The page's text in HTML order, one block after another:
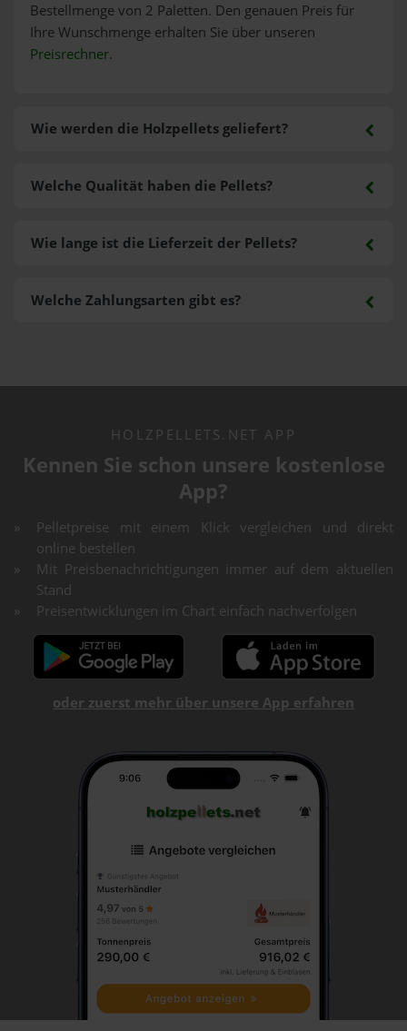
Bestellmenge von 2 Paletten. Den genauen Preis für
Ihre Wunschmenge erhalten Sie über unseren
Preisrechner.
Wie werden die Holzpellets geliefert?
Welche Zahlungsarten gibt es?
Welche Qualität haben die Pellets?
Wie lange ist die Lieferzeit der Pellets?
HOLZPELLETS.NET APP
Kennen Sie schon unsere kostenlose
App?
Pelletpreise mit einem Klick vergleichen und direkt
online bestellen
Mit Preisbenachrichtigungen immer auf dem aktuellen
Stand
Preisentwicklungen im Chart einfach nachverfolgen
oder zuerst mehr über unsere App erfahren